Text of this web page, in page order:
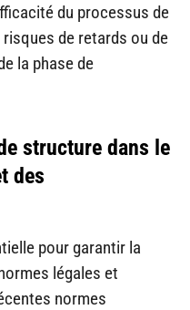
du processus de
de retards ou de
la phase de
structure dans le
des
pour garantir la
légales et
normes